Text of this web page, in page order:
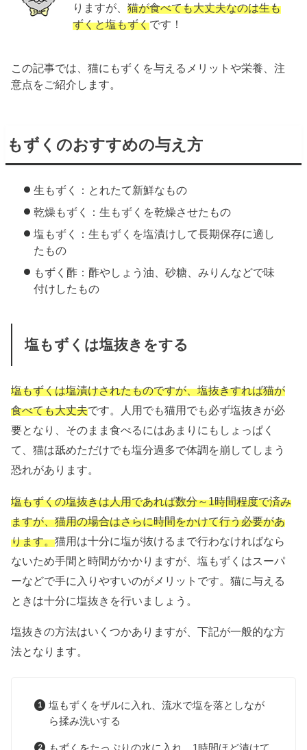
りますが、猫が食べても大丈夫なのは生も
ずくと塩もずくです！
この記事では、猫にもずくを与えるメリットや栄養、注
意点をご紹介します。
もずくのおすすめの与え方
生もずく：とれたて新鮮なもの
乾燥もずく：生もずくを乾燥させたもの
塩もずく：生もずくを塩漬けして長期保存に適し
たもの
もずく酢：酢やしょう油、砂糖、みりんなどで味
付けしたもの
塩もずくは塩抜きをする
塩もずくは塩漬けされたものですが、塩抜きすれば猫が
食べても大丈夫です。人用でも猫用でも必ず塩抜きが必
要となり、そのまま食べるにはあまりにもしょっぱく
て、猫は舐めただけでも塩分過多で体調を崩してしまう
恐れがあります。
塩もずくの塩抜きは人用であれば数分～1時間程度で済み
ますが、猫用の場合はさらに時間をかけて行う必要があ
ります。猫用は十分に塩が抜けるまで行わなければなら
ないため手間と時間がかかりますが、塩もずくはスーパ
ーなどで手に入りやすいのがメリットです。猫に与える
ときは十分に塩抜きを行いましょう。
塩抜きの方法はいくつかありますが、下記が一般的な方
法となります。
塩もずくをザルに入れ、流水で塩を落としなが
ら揉み洗いする
もずくをたっぷりの水に入れ、1時間ほど漬けて